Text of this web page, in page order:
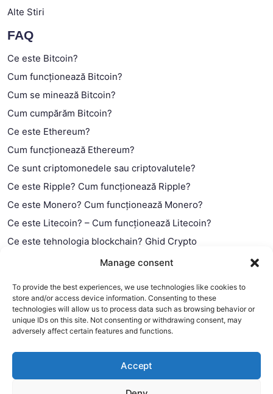
Manage consent
To provide the best experiences, we use technologies like cookies to
store and/or access device information. Consenting to these
technologies will allow us to process data such as browsing behavior or
unique IDs on this site. Not consenting or withdrawing consent, may
adversely affect certain features and functions.
Accept
Alte Stiri
FAQ
Ce este Bitcoin?
Cum funcționează Bitcoin?
Cum se minează Bitcoin?
Cum cumpărăm Bitcoin?
Ce este Ethereum?
Cum funcționează Ethereum?
Ce sunt criptomonedele sau criptovalutele?
Ce este Ripple? Cum funcționează Ripple?
Ce este Monero? Cum funcționează Monero?
Ce este Litecoin? – Cum funcționează Litecoin?
Ce este tehnologia blockchain? Ghid Crypto
Ce este contractul smart?